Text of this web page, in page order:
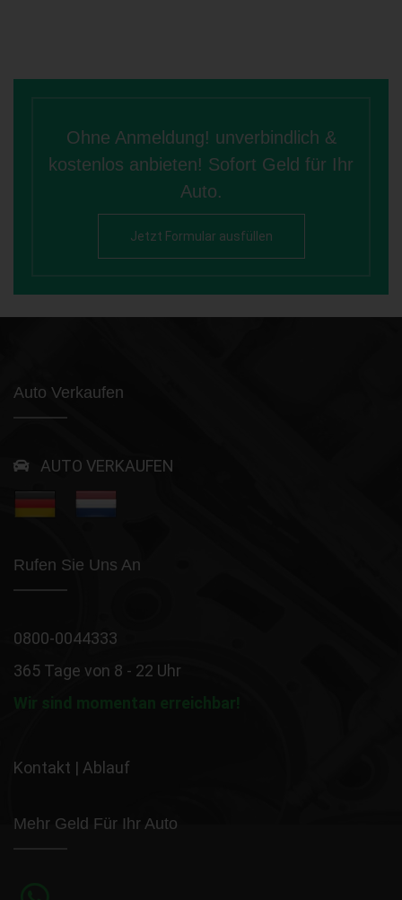
Ohne Anmeldung! unverbindlich &
kostenlos anbieten! Sofort Geld für Ihr
Auto.
Jetzt Formular ausfüllen
Auto Verkaufen
AUTO VERKAUFEN
Rufen Sie Uns An
0800-0044333
365 Tage von 8 - 22 Uhr
Wir sind momentan erreichbar!
Kontakt | Ablauf
Mehr Geld Für Ihr Auto